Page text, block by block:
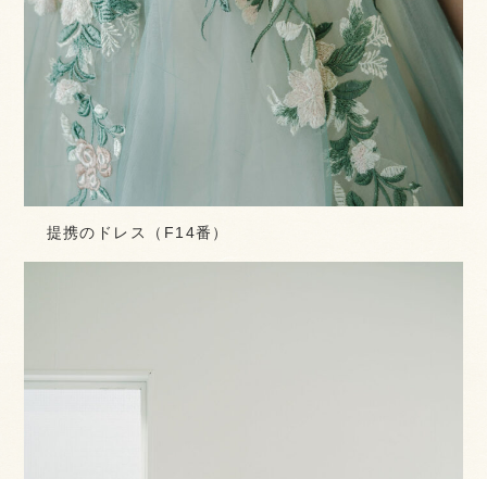
提携のドレス（F14番）